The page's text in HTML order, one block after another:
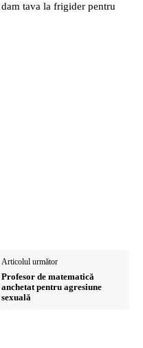
tava la frigider pentru
Articolul următor
Profesor de matematică
anchetat pentru agresiune
sexuală